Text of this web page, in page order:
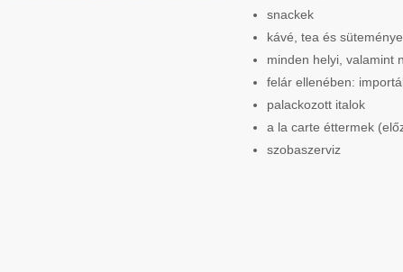
snackek
kávé, tea és
minden helyi, valamint
felár ellenében:
palackozott italok
a la carte éttermek
szobaszerviz